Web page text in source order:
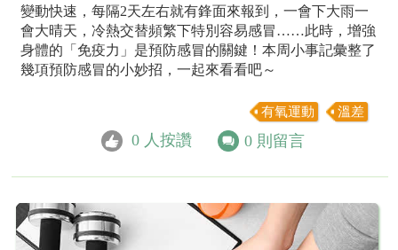
變動快速，每隔2天左右就有鋒面來報到，一會下大雨一
會大晴天，冷熱交替頻繁下特別容易感冒……此時，增強
身體的「免疫力」是預防感冒的關鍵！本周小事記彙整了
幾項預防感冒的小妙招，一起來看看吧～
有氧運動 溫差
0 人按讚 0 則留言